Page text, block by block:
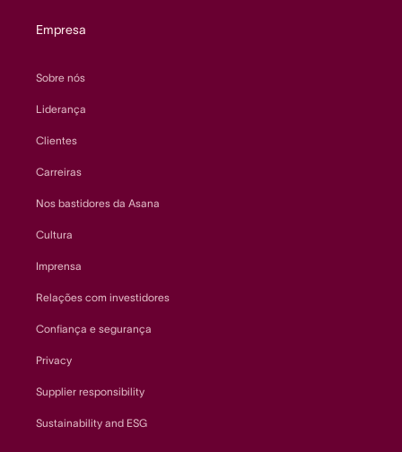
Empresa
Sobre nós
Liderança
Clientes
Carreiras
Nos bastidores da Asana
Cultura
Imprensa
Relações com investidores
Confiança e segurança
Privacy
Supplier responsibility
Sustainability and ESG